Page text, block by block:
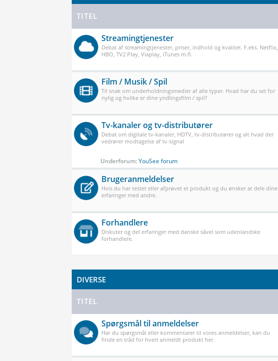
TITEL
Streamingtjenester
Debat af streamingtjenester, priser, indhold og kvalitet. F.eks. Netflix,
HBO, TV2 Play, Viaplay, iTunes m.fl.
Film / Musik / Spil
Til snak om underholdningsmedier af alle typer. Hvad har du set for
nylig og hvilke er dine yndlingsfilm / spil?
Tv-kanaler og tv-distributører
Debat om digitale tv-kanaler, HDTV, tv-distributører og alt hvad der
vedrører modtagelse af tv-signal
Underforum:YouSee forum
Brugeranmeldelser
Hvis du har testet eller afprøvet et produkt og du ønsker at dele dine
erfaringer med andre.
Forhandlere
Diskuter og del erfaringer med danske såvel som udenlandske
forhandlere.
DIVERSE
TITEL
Spørgsmål til anmeldelser
Har du spørgsmål eller kommentarer til vores anmeldelser, kan du
finde en tråd for hvert anmeldt produkt her.